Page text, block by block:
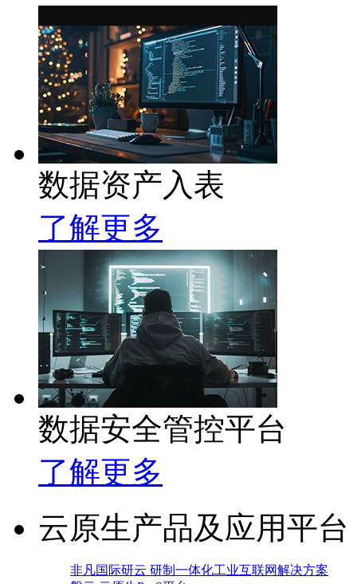
数据资产入表
了解更多
数据安全管控平台
了解更多
云原生产品及应用平台
非凡国际研云 研制一体化工业互联网解决方案